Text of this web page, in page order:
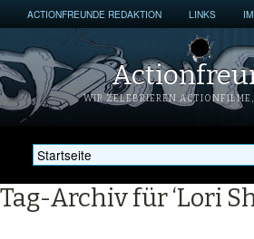
ACTIONFREUNDE REDAKTION LINKS
WIR ZELEBRIEREN
Tag-Archiv für ‘Lori